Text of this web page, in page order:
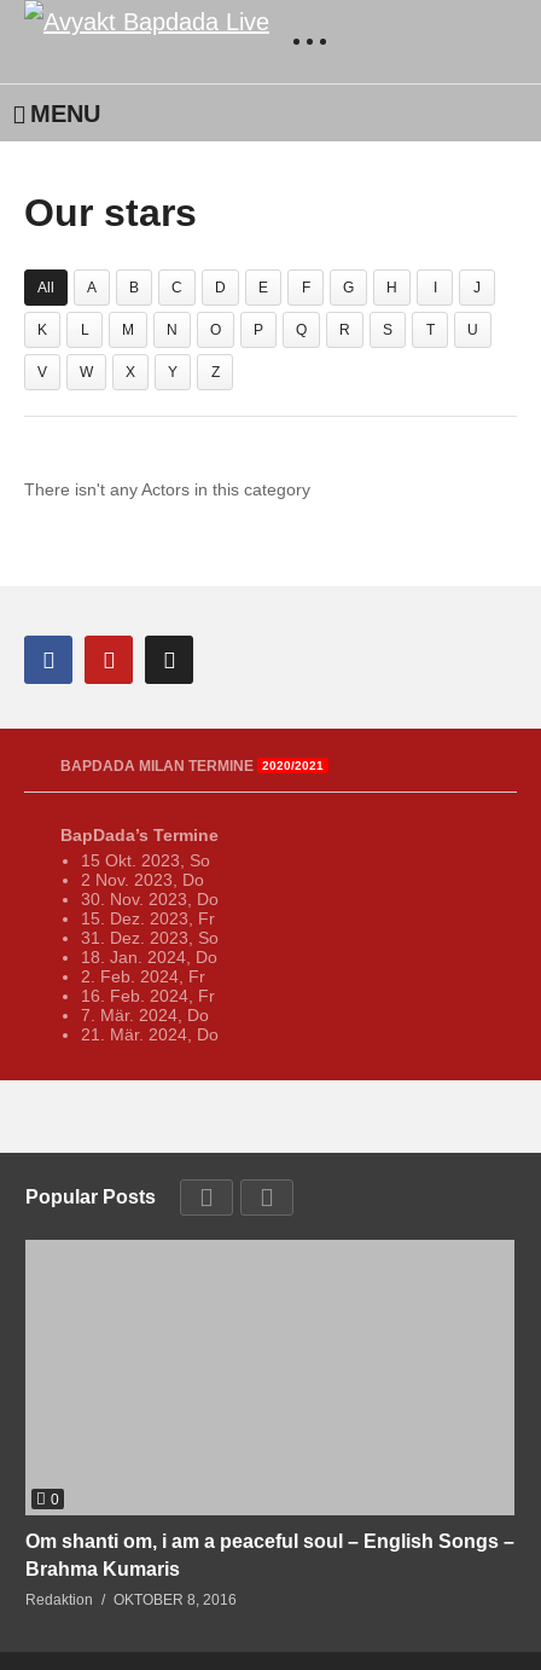
MENU
Our stars
All A B C D E F G H J
K L M N O P Q R S T U
V W X Y Z
There isn't any Actors in this category
BAPDADA MILAN TERMINE 2020/2021
BapDada’s Termine
15 Okt. 2023, So
2 Nov. 2023, Do
30. Nov. 2023, Do
15. Dez. 2023, Fr
31. Dez. 2023, So
18. Jan. 2024, Do
2. Feb. 2024, Fr
16. Feb. 2024, Fr
7. Mär. 2024, Do
21. Mär. 2024, Do
Popular Posts
0
Om shanti om, i am a peaceful soul – English Songs –
Brahma Kumaris
Redaktion OKTOBER 8, 2016